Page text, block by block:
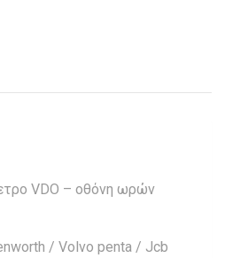
VDO – οθόνη ωρών
/ Volvo penta / Jcb